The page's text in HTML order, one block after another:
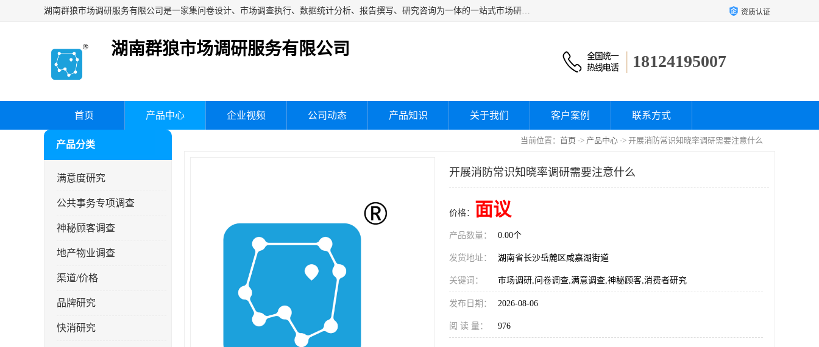
湖南群狼市场调研服务有限公司是一家集问卷设计、市场调查执行、数据统计分析、报告撰写、研究咨询为一体的一站式市场研究服务机构，主要服务：市场调研、三方评估、满意度研究、快消研究、地产物业调查、品牌研究、神秘顾客调查、行业研究、产品研究、公共事务专项调查等。 资质认证
湖南群狼市场调研服务有限公司
18124195007
首页 产品中心 企业视频 公司动态 产品知识 关于我们 客户案例 联系方式
当前位置： 首页 -> 产品中心 -> 开展消防常识知晓率调研需要注意什么
产品分类
满意度研究
公共事务专项调查
神秘顾客调查
地产物业调查
渠道/价格
品牌研究
快消研究
开展消防常识知晓率调研需要注意什么
价格： 面议
产品数量： 0.00个
发货地址： 湖南省长沙岳麓区咸嘉湖街道
关键词： 市场调研,问卷调查,满意调查,神秘顾客,消费者研究
发布日期： 2026-08-06
阅 读 量： 976